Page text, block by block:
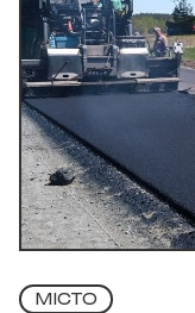
МІСТО